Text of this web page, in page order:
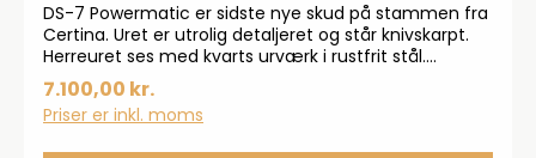
DS-7 Powermatic er sidste nye skud på stammen fra
Certina. Uret er utrolig detaljeret og står knivskarpt.
Herreuret ses med kvarts urværk i rustfrit stål.
Diameter på ø39 mm. Kvarts urværk betyder at uret
er elektronisk og styres af batteri
7.100,00 kr.
Priser er inkl. moms